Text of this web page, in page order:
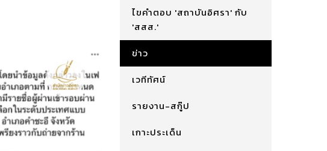
ไขคำตอบ 'สถาบันอิศรา' กับ
'สสส.'
ข่าว
เวทีทัศน์
รายงาน-สกู๊ป
เกาะประเด็น